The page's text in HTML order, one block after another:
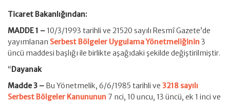
Ticaret Bakanlığından:
MADDE 1 – 10/3/1993 tarihli ve 21520 sayılı Resmî Gazete’de
yayımlanan Serbest Bölgeler Uygulama Yönetmeliğinin3
üncü maddesi başlığı ile birlikte aşağıdaki şekilde değiştirilmiştir.
“Dayanak
Madde 3 – Bu Yönetmelik, 6/6/1985 tarihli ve 3218 sayılı
Serbest Bölgeler Kanununun 7 nci, 10 uncu, 13 üncü, ek 1 inci ve